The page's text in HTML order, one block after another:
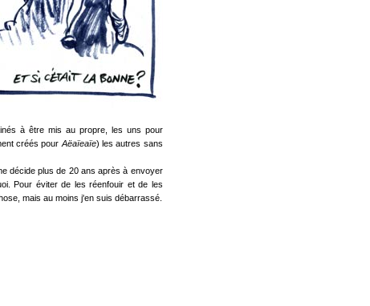
à être mis au propre, les uns pour
créés pour Aëaïeaïe) les autres sans
décide plus de 20 ans après à envoyer
Pour éviter de les réenfouir et de les
mais au moins j'en suis débarrassé.